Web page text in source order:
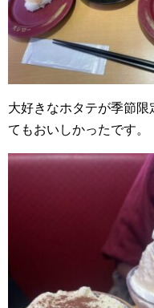
大好きなホタテが季節
てもおいしかったです。